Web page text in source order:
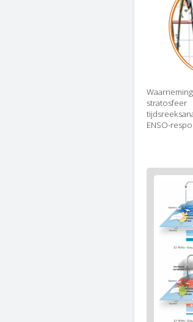
ENSO-
body
text